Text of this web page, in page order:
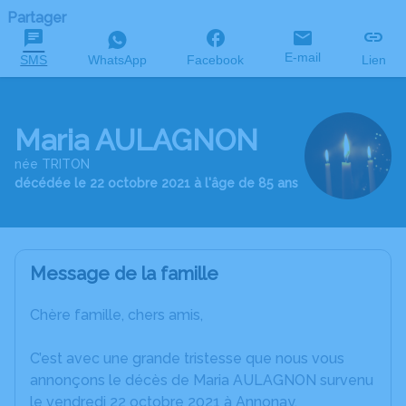
Partager
SMS WhatsApp Facebook E-mail Lien
Maria AULAGNON
née TRITON
décédée le 22 octobre 2021 à l'âge de 85 ans
Message de la famille
Chère famille, chers amis,
C’est avec une grande tristesse que nous vous
annonçons le décès de Maria AULAGNON survenu
le vendredi 22 octobre 2021 à Annonay.